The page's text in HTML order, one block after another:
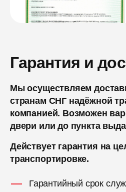
Гарантия и
Мы осуществляем
странам СНГ надёжной
компанией. Возможен
двери или до пункта
Действует гарантия на
транспортировке.
Гарантийный срок